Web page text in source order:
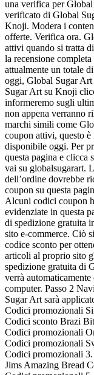
una verifica per
verificato di Global
Knoji. Modera i
offerte. Verifica ora.
attivi quando si tratta
la recensione
attualmente un totale
oggi, Global Sugar
Sugar Art su Knoji
informeremo sugli
non appena verranno
marchi simili come
coupon attivi, questo
disponibile oggi. Per
questa pagina e clicca
vai su globalsugarart.
dell’ordine dovrebbe
coupon su questa
Alcuni codici coupon
evidenziate in questa
di spedizione gratuita
sito e-commerce. Ciò
codice sconto per
articoli al proprio sito
spedizione gratuita di
verrà
computer. Passo 2
Sugar Art sarà
Codici promozionali
Codici sconto Brazi
Codici promozionali
Codici promozionali
Codici promozionali
Jims Amazing Bread